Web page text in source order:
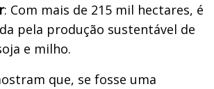
: Com mais de 215 mil hectares, é
pela produção sustentável de
e milho.
que, se fosse uma